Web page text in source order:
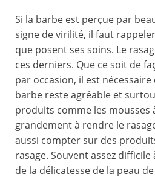
Si la barbe est perçue par
signe de virilité, il faut
que posent ses soins. Le
ces derniers. Que ce soit de
par occasion, il est nécessaire
barbe reste agréable et
produits comme les
grandement à rendre le
aussi compter sur des
rasage. Souvent assez
de la délicatesse de la peau